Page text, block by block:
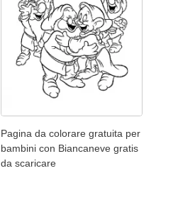
Pagina da colorare gratuita per
bambini con Biancaneve gratis
da scaricare